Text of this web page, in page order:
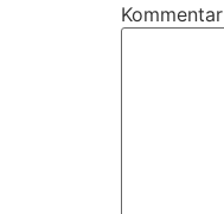
Kommentar